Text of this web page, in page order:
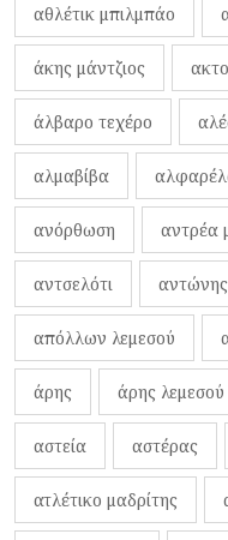
αθλέτικ μπιλμπάο
άκης μάντζιος
άλβαρο τεχέρο
αλμαβίβα
ανόρθωση αντρέα
αντσελότι
απόλλων λεμεσού
άρης άρης λεμεσού
αστεία αστέρας
ατλέτικο μαδρίτης